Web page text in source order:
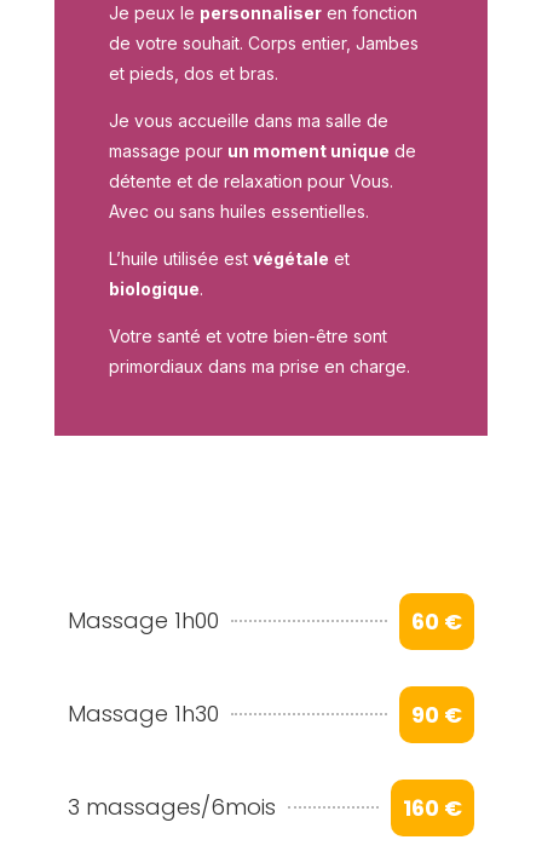
Je peux le personnaliseren fonction
de votre souhait. Corps entier, Jambes
et pieds, dos et bras.
Je vous accueille dans ma salle de
massage pour un moment unique de
détente et de relaxation pour Vous.
Avec ou sans huiles essentielles.
L’huile utilisée est végétale et
biologique.
Votre santé et votre bien-être sont
primordiaux dans ma prise en charge.
Massage 1h00 60 €
Massage 1h30 90 €
3 massages/6mois 160 €